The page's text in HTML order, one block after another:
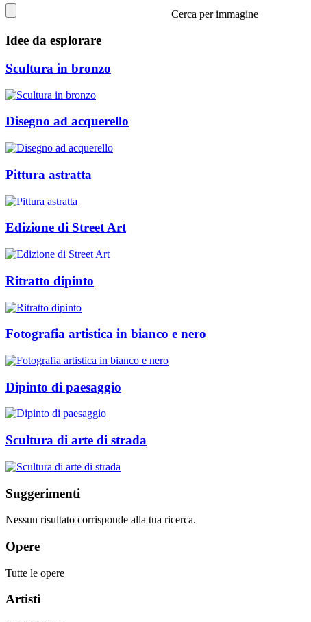
Cerca per immagine
Idee da esplorare
Scultura in bronzo
Disegno ad acquerello
Pittura astratta
Edizione di Street Art
Ritratto dipinto
Fotografia artistica in bianco e nero
Dipinto di paesaggio
Scultura di arte di strada
Suggerimenti
Nessun risultato corrisponde alla tua ricerca.
Opere
Tutte le opere
Artisti